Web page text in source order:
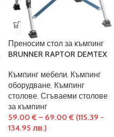
Преносим стол за къмпинг
BRUNNER RAPTOR DEMTEX
Къмпинг мебели, Къмпинг
оборудване, Къмпинг
столове, Сгъваеми столове
за къмпинг
59.00€ – 69.00€ (115.39 -
134.95 лв.)